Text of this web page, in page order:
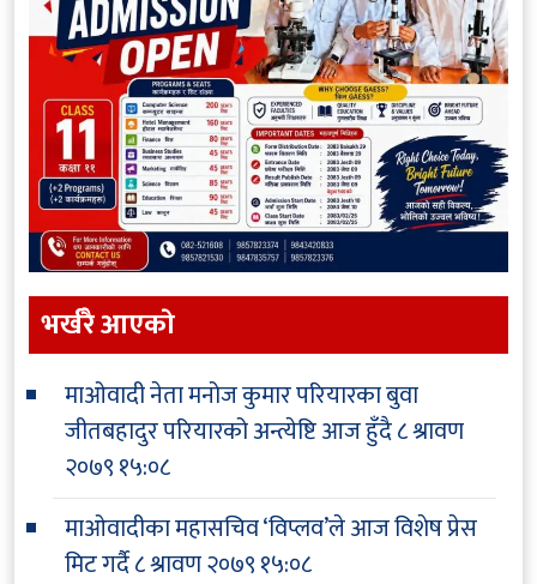
भर्खरै आएकाे
माओवादी नेता मनोज कुमार परियारका बुवा
जीतबहादुर परियारको अन्त्येष्टि आज हुँदै८ श्रावण
२०७९ १५:०८
माओवादीका महासचिव ‘विप्लव’ले आज विशेष प्रेस
मिट गर्दै८ श्रावण २०७९ १५:०८